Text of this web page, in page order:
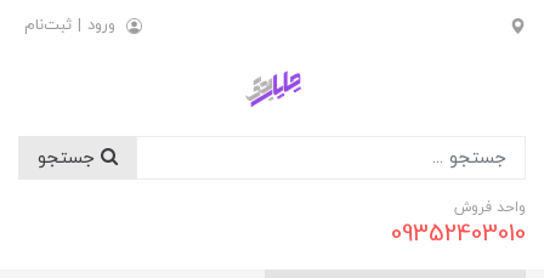
ورود | ثبت‌نام
واحد فروش
09352403010